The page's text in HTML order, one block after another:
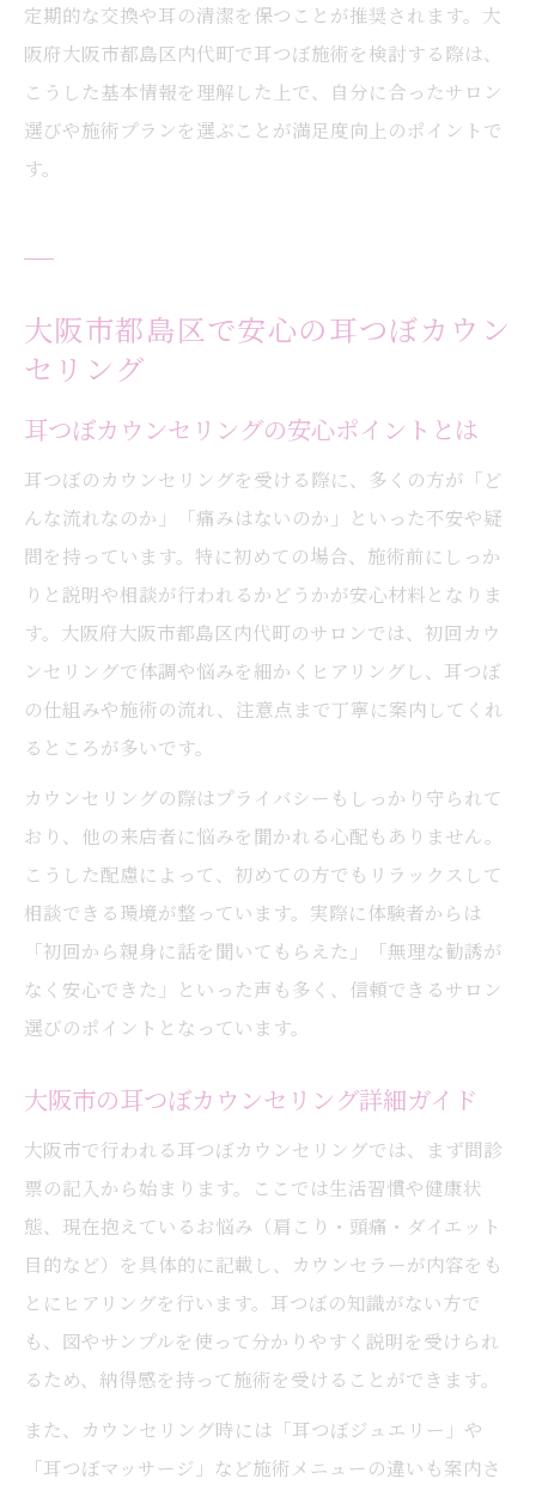
定期的な交換や耳の清潔を保つことが推奨されます。大
阪府大阪市都島区内代町で耳つぼ施術を検討する際は、
こうした基本情報を理解した上で、自分に合ったサロン
選びや施術プランを選ぶことが満足度向上のポイントで
す。
大阪市都島区で安心の耳つぼカウン
セリング
耳つぼカウンセリングの安心ポイントとは
耳つぼのカウンセリングを受ける際に、多くの方が「ど
んな流れなのか」「痛みはないのか」といった不安や疑
問を持っています。特に初めての場合、施術前にしっか
りと説明や相談が行われるかどうかが安心材料となりま
す。大阪府大阪市都島区内代町のサロンでは、初回カウ
ンセリングで体調や悩みを細かくヒアリングし、耳つぼ
の仕組みや施術の流れ、注意点まで丁寧に案内してくれ
るところが多いです。
カウンセリングの際はプライバシーもしっかり守られて
おり、他の来店者に悩みを聞かれる心配もありません。
こうした配慮によって、初めての方でもリラックスして
相談できる環境が整っています。実際に体験者からは
「初回から親身に話を聞いてもらえた」「無理な勧誘が
なく安心できた」といった声も多く、信頼できるサロン
選びのポイントとなっています。
大阪市の耳つぼカウンセリング詳細ガイド
大阪市で行われる耳つぼカウンセリングでは、まず問診
票の記入から始まります。ここでは生活習慣や健康状
態、現在抱えているお悩み（肩こり・頭痛・ダイエット
目的など）を具体的に記載し、カウンセラーが内容をも
とにヒアリングを行います。耳つぼの知識がない方で
も、図やサンプルを使って分かりやすく説明を受けられ
るため、納得感を持って施術を受けることができます。
また、カウンセリング時には「耳つぼジュエリー」や
「耳つぼマッサージ」など施術メニューの違いも案内さ